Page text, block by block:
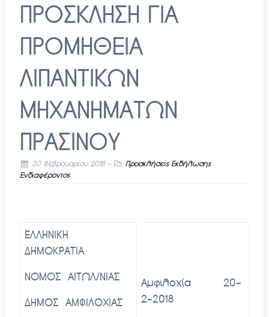
ΠΡΟΣΚΛΗΣΗ ΓΙΑ
ΠΡΟΜΗΘΕΙΑ
ΛΙΠΑΝΤΙΚΩΝ
ΜΗΧΑΝΗΜΑΤΩΝ
ΠΡΑΣΙΝΟΥ
20 Φεβρουαρίου 2018-
Προσκλήσεις Εκδήλωσης
Ενδιαφέροντος
ΕΛΛΗΝΙΚΗ
ΔΗΜΟΚΡΑΤΙΑ
ΝΟΜΟΣ ΑΙΤΩΛ/ΝΙΑΣ
ΔΗΜΟΣ ΑΜΦΙΛΟΧΙΑΣ
Αμφιλοχία 20-
2-2018